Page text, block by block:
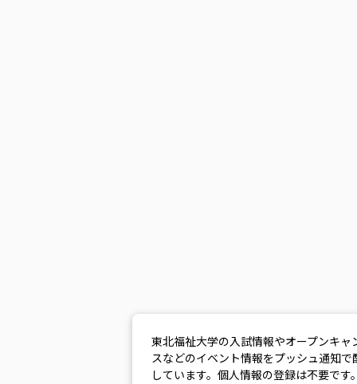
東北福祉大学の入試情報やオープンキャ
スなどのイベント情報をプッシュ通知で
しています。個人情報の登録は不要です